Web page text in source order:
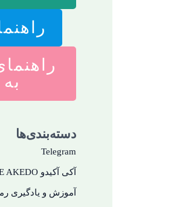
دسته‌‌بندی‌ها
Telegram
آکی آکیدو AKE AKEDO
آموزش و یادگیری